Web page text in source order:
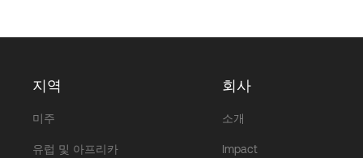
지역
미주
유럽 및 아프리카
회사
소개
Impact